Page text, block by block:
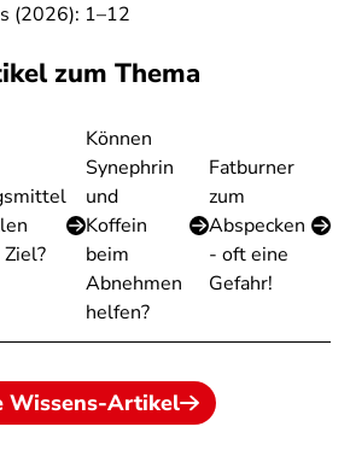
(2026): 1–12
zum Thema
Können
Synephrin
und
Koffein
beim
Abnehmen
helfen?
Fatburner
zum
Abspecken
- oft eine
Gefahr!
Wissens-Artikel